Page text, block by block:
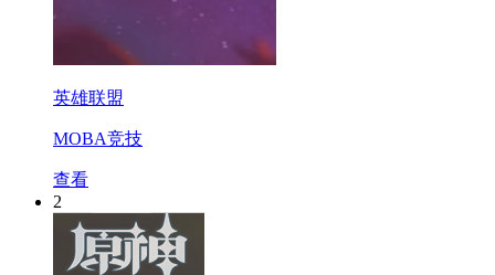
英雄联盟
MOBA竞技
查看
2